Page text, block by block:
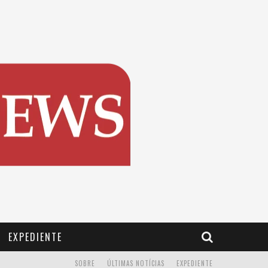
EXPEDIENTE
EXPEDIENTE
ÚLTIMAS NOTÍCIAS
SOBRE